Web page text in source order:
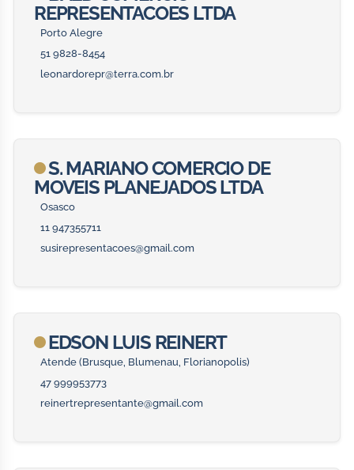
REPRESENTACOES LTDA
Porto Alegre
51 9828-8454
leonardorepr@terra.com.br
S. MARIANO COMERCIO DE
MOVEIS PLANEJADOS LTDA
Osasco
11 947355711
susirepresentacoes@gmail.com
EDSON LUIS REINERT
Atende (Brusque, Blumenau, Florianopolis)
47 999953773
reinertrepresentante@gmail.com